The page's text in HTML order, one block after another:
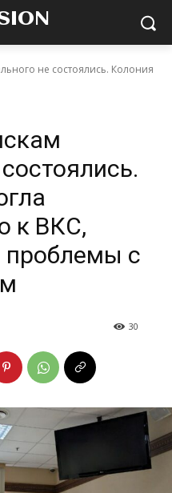
не состоялись. Колония
к ВКС,
проблемы с
30